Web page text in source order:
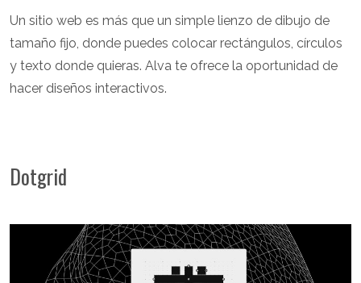
Un sitio web es más que un simple lienzo de dibujo de
tamaño fijo, donde puedes colocar rectángulos, círculos
y texto donde quieras. Alva te ofrece la oportunidad de
hacer diseños interactivos.
Dotgrid